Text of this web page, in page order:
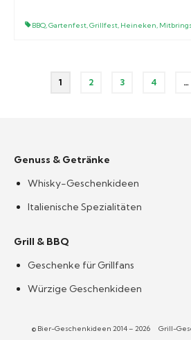
BBQ,Gartenfest,Grillfest, Heineken,
1 2 3 4 …
Genuss & Getränke
Whisky-Geschenkideen
Italienische Spezialitäten
Grill & BBQ
Geschenke für Grillfans
Würzige Geschenkideen
© Bier-Geschenkideen 2014 – 2026 Grill-